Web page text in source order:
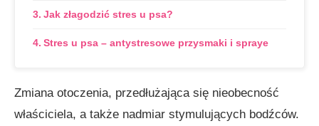
Jak złagodzić stres u psa?
Stres u psa – antystresowe przysmaki i spraye
Zmiana otoczenia, przedłużająca się nieobecność
właściciela, a także nadmiar stymulujących bodźców.